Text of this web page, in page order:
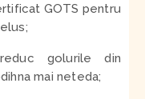
GOTS pentru
reduc golurile din
mai neteda;